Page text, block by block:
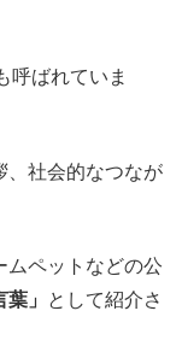
呼ばれていま
、社会的なつなが
ムペットなどの公
」
として紹介さ